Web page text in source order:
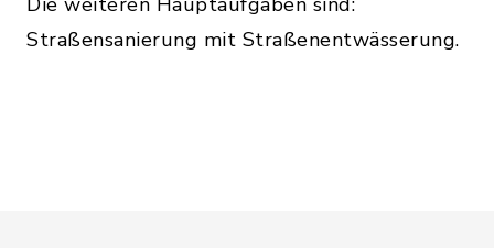
Straßensanierung mit Straßenentwässerung.